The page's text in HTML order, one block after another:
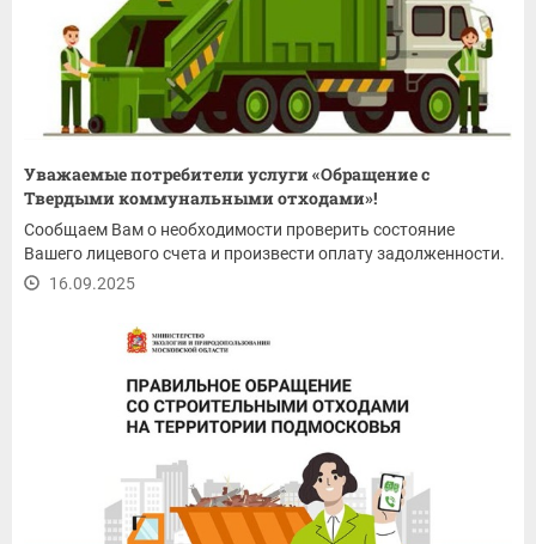
Уважаемые потребители услуги «Обращение с
Твердыми коммунальными отходами»!
Сообщаем Вам о необходимости проверить состояние
Вашего лицевого счета и произвести оплату задолженности.
16.09.2025